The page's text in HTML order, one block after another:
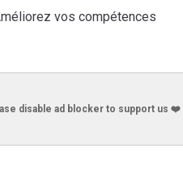
vos compétences
disable ad blocker to support us ❤️